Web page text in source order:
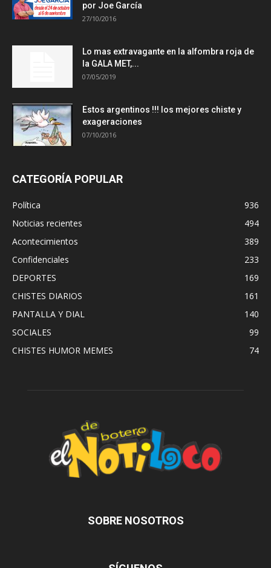
por Joe García
27/10/2016
Lo mas extravagante en la alfombra roja de
la GALA MET,...
07/05/2019
Estos argentinos !!! los mejores chiste y
exageraciones
07/10/2016
CATEGORÍA POPULAR
Política
936
Noticias recientes
494
Acontecimientos
389
Confidenciales
233
DEPORTES
169
CHISTES DIARIOS
161
PANTALLA Y DIAL
140
SOCIALES
99
CHISTES HUMOR MEMES
74
SOBRE NOSOTROS